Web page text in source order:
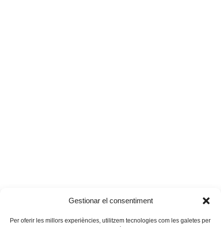
Gestionar el consentiment
Per oferir les millors experiències, utilitzem tecnologies com les galetes per